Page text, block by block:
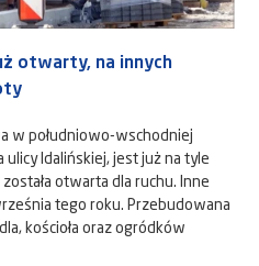
otwarty, na innych
w południowo-wschodniej
ulicy Idalińskiej, jest już na tyle
otwarta dla ruchu. Inne
tego roku. Przebudowana
kościoła oraz ogródków